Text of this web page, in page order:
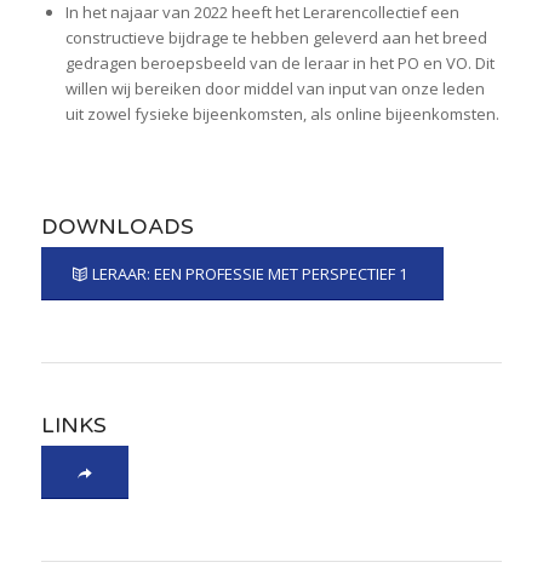
In het najaar van 2022 heeft het Lerarencollectief een
constructieve bijdrage te hebben geleverd aan het breed
gedragen beroepsbeeld van de leraar in het PO en VO. Dit
willen wij bereiken door middel van input van onze leden
uit zowel fysieke bijeenkomsten, als online bijeenkomsten.
DOWNLOADS
LERAAR: EEN PROFESSIE MET PERSPECTIEF 1
LINKS